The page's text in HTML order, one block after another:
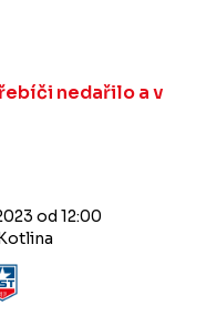
nedařilo a v
od 12:00